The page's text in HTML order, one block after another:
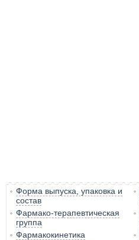
Форма выпуска, упаковка и
состав
Фармако-терапевтическая
группа
Фармакокинетика